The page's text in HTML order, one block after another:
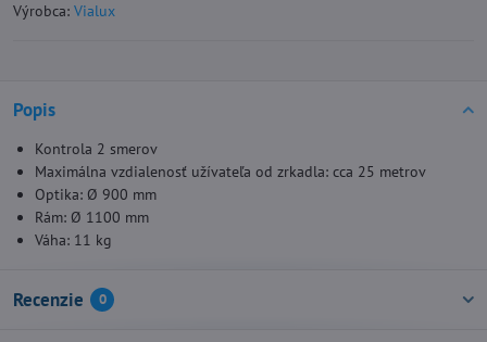
Výrobca: Vialux
Popis
Kontrola 2 smerov
Maximálna vzdialenosť užívateľa od zrkadla: cca 25 metrov
Optika: Ø 900 mm
Rám: Ø 1100 mm
Váha: 11 kg
Recenzie 0